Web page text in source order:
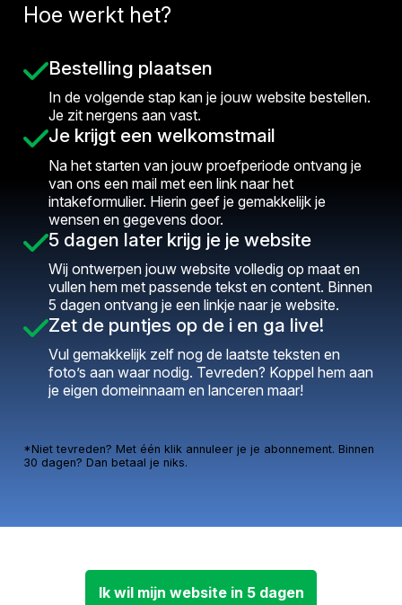
Hoe werkt het?
Bestelling plaatsen
In de volgende stap kan je jouw website bestellen.
Je zit nergens aan vast.
Je krijgt een welkomstmail
Na het starten van jouw proefperiode ontvang je
van ons een mail met een link naar het
intakeformulier. Hierin geef je gemakkelijk je
wensen en gegevens door.
5 dagen later krijg je je website
Wij ontwerpen jouw website volledig op maat en
vullen hem met passende tekst en content. Binnen
5 dagen ontvang je een linkje naar je website.
Zet de puntjes op de i en ga live!
Vul gemakkelijk zelf nog de laatste teksten en
foto’s aan waar nodig. Tevreden? Koppel hem aan
je eigen domeinnaam en lanceren maar!
*Niet tevreden? Met één klik annuleer je je abonnement. Binnen
30 dagen? Dan betaal je niks.
Ik wil mijn website in 5 dagen